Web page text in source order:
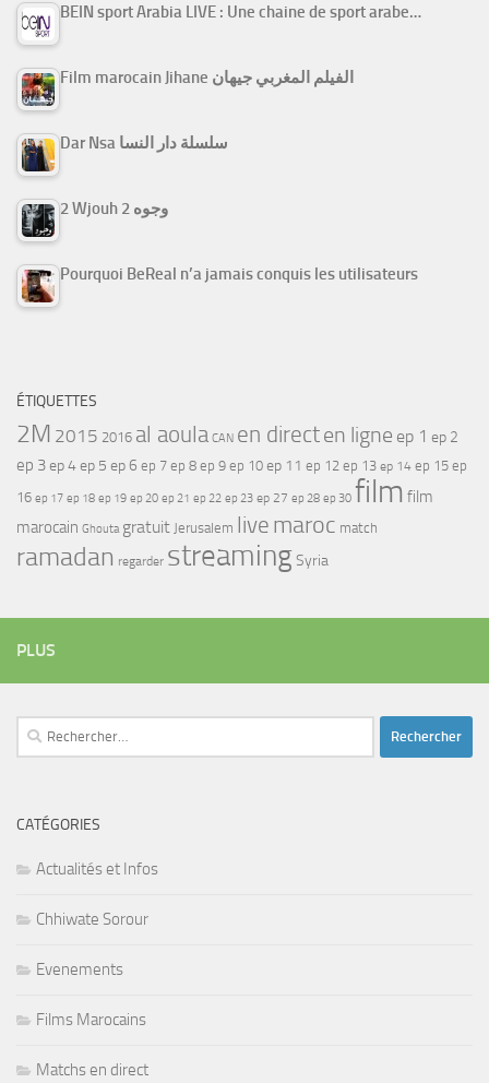
BEIN sport Arabia LIVE : Une chaine de sport arabe…
Film marocain Jihane الفيلم المغربي جيهان
Dar Nsa سلسلة دار النسا
2 Wjouh 2 وجوه
Pourquoi BeReal n’a jamais conquis les utilisateurs
ÉTIQUETTES
2M 2015 2016 al aoula CAN en directen ligne ep 1 ep 2
ep 3ep 4ep 5 ep 6 ep 7 ep 8 ep 9 ep 10 ep 11 ep 12 ep 13 ep 14 ep 15 ep
16 ep 17 ep 18 ep 19 ep 20 ep 21 ep 22 ep 23 ep 27 ep 28 ep 30 film film
marocain Ghouta gratuit Jerusalem live maroc match
ramadan regarder streamingSyria
PLUS
Rechercher :
CATÉGORIES
Actualités et Infos
Chhiwate Sorour
Evenements
Films Marocains
Matchs en direct